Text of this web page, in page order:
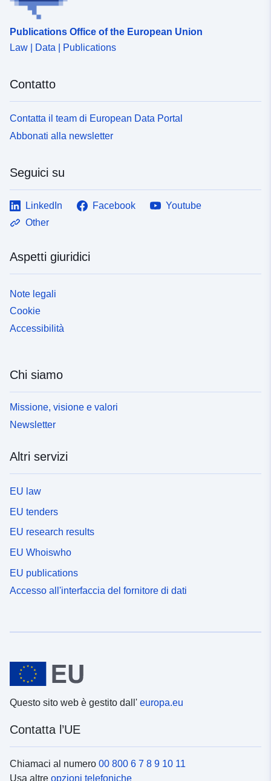
Publications Office of the European Union
Law | Data | Publications
Contatto
Contatta il team di European Data Portal
Abbonati alla newsletter
Seguici su
LinkedIn Facebook
Youtube
Other
Aspetti giuridici
Note legali
Cookie
Accessibilità
Chi siamo
Missione, visione e valori
Newsletter
Altri servizi
EU law
EU tenders
EU research results
EU Whoiswho
EU publications
Accesso all'interfaccia del fornitore di dati
Questo sito web è gestito dall' europa.eu
Contatta l’UE
Chiamaci al numero 00 800 6 7 8 9 10 11
Usa altre opzioni telefoniche